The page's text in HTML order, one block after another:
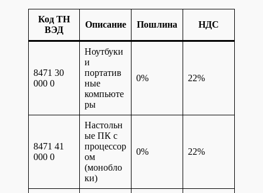
Код ТН
ВЭД
Описание Пошлина НДС
8471 30
000 0
Ноутбуки
и
портатив
ные
компьюте
ры
0% 22%
8471 41
000 0
Настольн
ые ПК с
процессор
ом
(монобло
ки)
0% 22%